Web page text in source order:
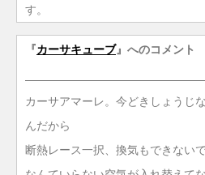
す。
『カーサキューブ』へのコメント
カーサアマーレ。今どきしょうじ
んだから
断熱レース一択、換気もできない